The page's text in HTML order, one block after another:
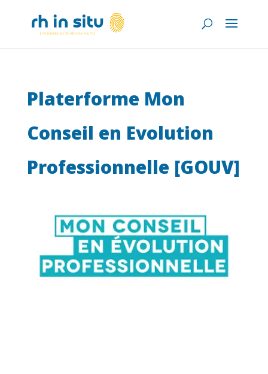
Platerforme Mon
Conseil en Evolution
Professionnelle [GOUV]